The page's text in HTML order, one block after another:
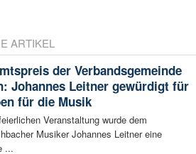
ARTIKEL
der Verbandsgemeinde
Johannes Leitner gewürdigt für
für die Musik
Veranstaltung wurde dem
Musiker Johannes Leitner eine
...